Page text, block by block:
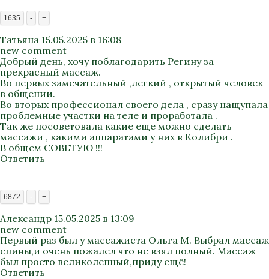
1635 - +
Татьяна 15.05.2025 в 16:08
new comment
Добрый день, хочу поблагодарить Регину за
прекрасный массаж.
Во первых замечательный ,легкий , открытый человек
в общении.
Во вторых профессионал своего дела , сразу нащупала
проблемные участки на теле и проработала .
Так же посоветовала какие еще можно сделать
массажи , какими аппаратами у них в Колибри .
В общем СОВЕТУЮ !!!
Ответить
6872 - +
Александр 15.05.2025 в 13:09
new comment
Первый раз был у массажиста Ольга М. Выбрал массаж
спины,и очень пожалел что не взял полный. Массаж
был просто великолепный,приду ещё!
Ответить